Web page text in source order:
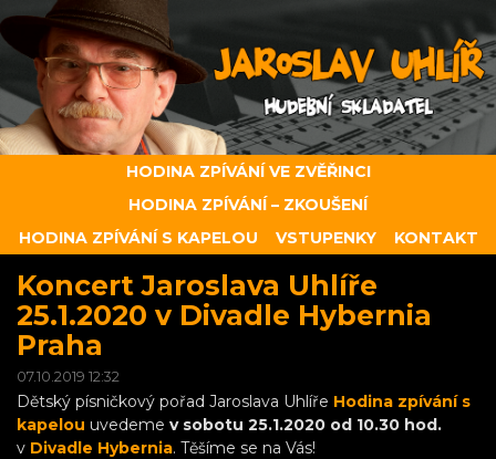
HODINA ZPÍVÁNÍ VE ZVĚŘINCI
HODINA ZPÍVÁNÍ – ZKOUŠENÍ
HODINA ZPÍVÁNÍ S KAPELOU
VSTUPENKY KONTAKT
Koncert Jaroslava Uhlíře
25.1.2020 v Divadle Hybernia
Praha
07.10.2019 12:32
Dětský písničkový pořad Jaroslava Uhlíře Hodina zpívání s
kapelou uvedeme v sobotu 25.1.2020 od 10.30 hod.
v Divadle Hybernia. Těšíme se na Vás!